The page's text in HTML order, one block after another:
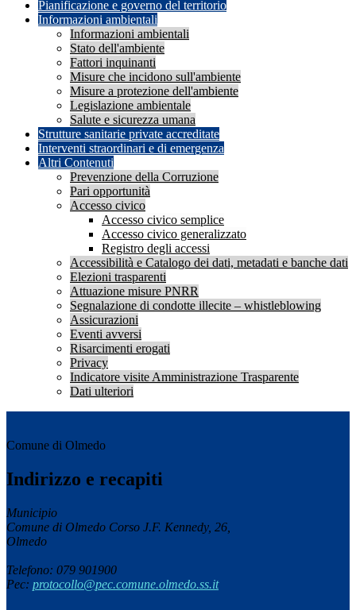
Pianificazione e governo del territorio
Informazioni ambientali
Informazioni ambientali
Stato dell'ambiente
Fattori inquinanti
Misure che incidono sull'ambiente
Misure a protezione dell'ambiente
Legislazione ambientale
Salute e sicurezza umana
Strutture sanitarie private accreditate
Interventi straordinari e di emergenza
Altri Contenuti
Prevenzione della Corruzione
Pari opportunità
Accesso civico
Accesso civico semplice
Accesso civico generalizzato
Registro degli accessi
Accessibilità e Catalogo dei dati, metadati e banche dati
Elezioni trasparenti
Attuazione misure PNRR
Segnalazione di condotte illecite – whistleblowing
Assicurazioni
Eventi avversi
Risarcimenti erogati
Privacy
Indicatore visite Amministrazione Trasparente
Dati ulteriori
Comune di Olmedo
Indirizzo e recapiti
Municipio
Comune di Olmedo Corso J.F. Kennedy, 26,
Olmedo
Telefono: 079 901900
Pec: protocollo@pec.comune.olmedo.ss.it